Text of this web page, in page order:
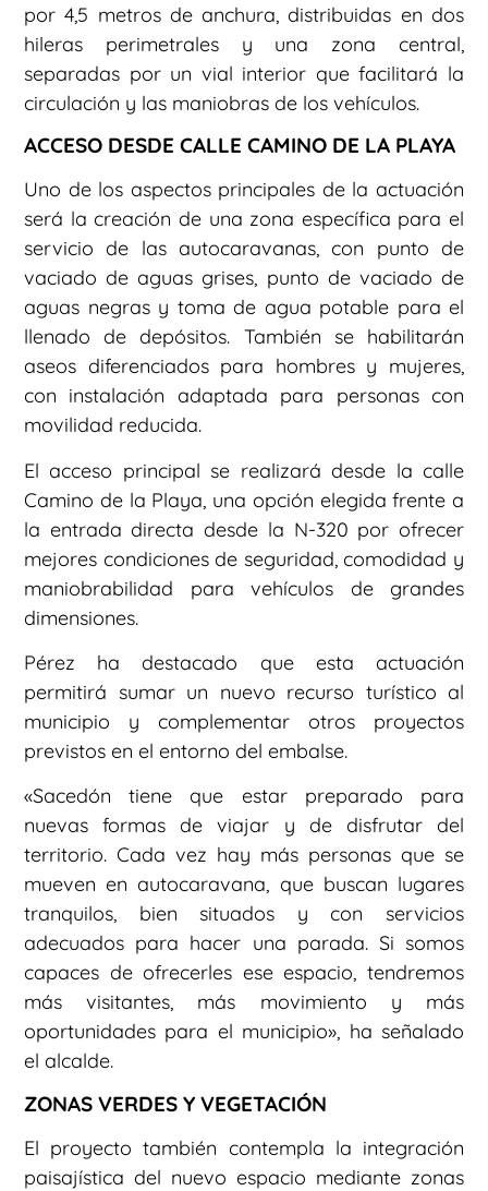
por 4,5 metros de anchura, distribuidas en dos
hileras perimetrales y una zona central,
separadas por un vial interior que facilitará la
circulación y las maniobras de los vehículos.
ACCESO DESDE CALLE CAMINO DE LA PLAYA
Uno de los aspectos principales de la actuación
será la creación de una zona específica para el
servicio de las autocaravanas, con punto de
vaciado de aguas grises, punto de vaciado de
aguas negras y toma de agua potable para el
llenado de depósitos. También se habilitarán
aseos diferenciados para hombres y mujeres,
con instalación adaptada para personas con
movilidad reducida.
El acceso principal se realizará desde la calle
Camino de la Playa, una opción elegida frente a
la entrada directa desde la N-320 por ofrecer
mejores condiciones de seguridad, comodidad y
maniobrabilidad para vehículos de grandes
dimensiones.
Pérez ha destacado que esta actuación
permitirá sumar un nuevo recurso turístico al
municipio y complementar otros proyectos
previstos en el entorno del embalse.
«Sacedón tiene que estar preparado para
nuevas formas de viajar y de disfrutar del
territorio. Cada vez hay más personas que se
mueven en autocaravana, que buscan lugares
tranquilos, bien situados y con servicios
adecuados para hacer una parada. Si somos
capaces de ofrecerles ese espacio, tendremos
más visitantes, más movimiento y más
oportunidades para el municipio», ha señalado
el alcalde.
ZONAS VERDES Y VEGETACIÓN
El proyecto también contempla la integración
paisajística del nuevo espacio mediante zonas